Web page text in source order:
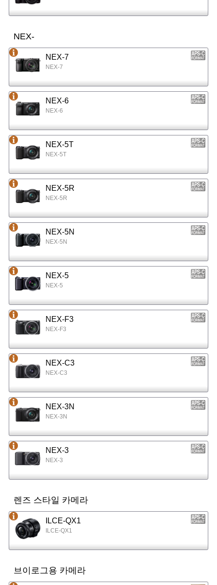
NEX-
NEX-7
NEX-7
NEX-6
NEX-6
NEX-5T
NEX-5T
NEX-5R
NEX-5R
NEX-5N
NEX-5N
NEX-5
NEX-5
NEX-F3
NEX-F3
NEX-C3
NEX-C3
NEX-3N
NEX-3N
NEX-3
NEX-3
렌즈 스타일 카메라
ILCE-QX1
ILCE-QX1
브이로그용 카메라